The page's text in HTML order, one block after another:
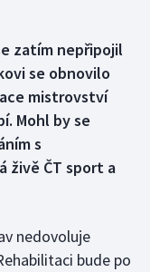
zatím nepřipojil
se obnovilo
mistrovství
Mohl by se
s
živě ČT sport a
nedovoluje
bude po